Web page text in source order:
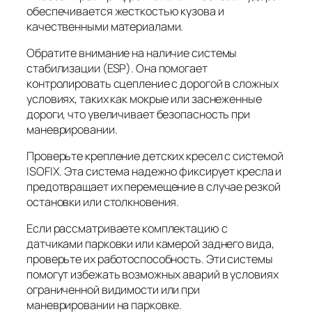
обеспечивается жесткостью кузова и
качественными материалами.
Обратите внимание на наличие системы
стабилизации (ESP). Она помогает
контролировать сцепление с дорогой в сложных
условиях, таких как мокрые или заснеженные
дороги, что увеличивает безопасность при
маневрировании.
Проверьте крепление детских кресел с системой
ISOFIX. Эта система надежно фиксирует кресла и
предотвращает их перемещение в случае резкой
остановки или столкновения.
Если рассматриваете комплектацию с
датчиками парковки или камерой заднего вида,
проверьте их работоспособность. Эти системы
помогут избежать возможных аварий в условиях
ограниченной видимости или при
маневрировании на парковке.